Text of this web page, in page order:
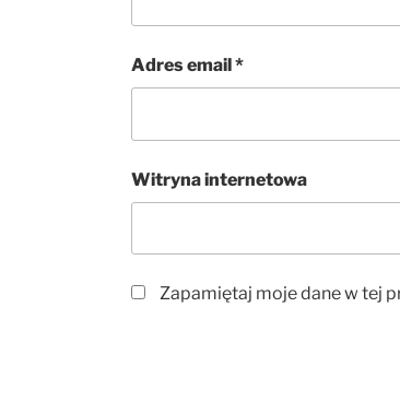
Adres email *
Witryna internetowa
Zapamiętaj moje dane w tej